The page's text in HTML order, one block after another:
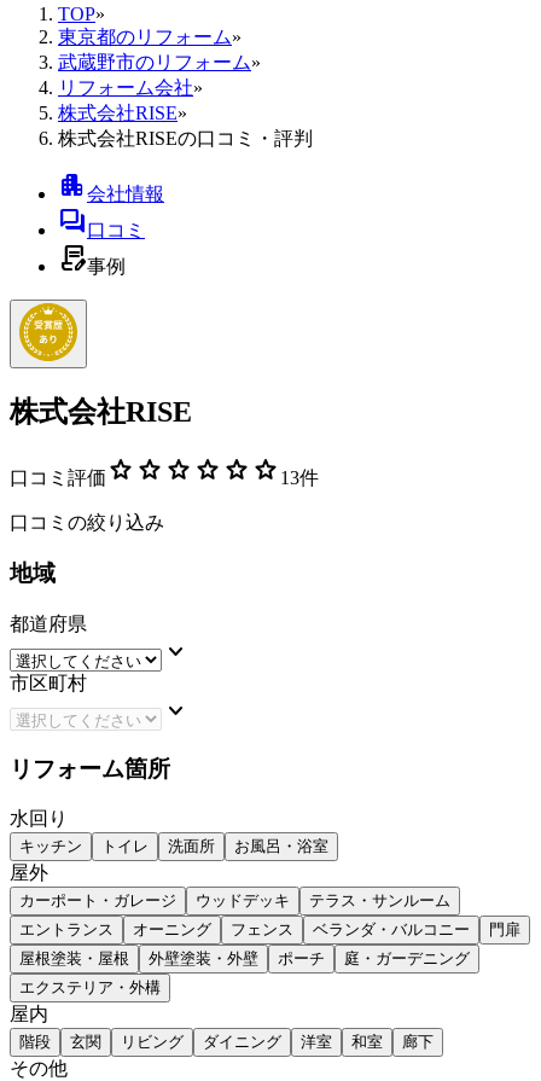
TOP»
東京都のリフォーム»
武蔵野市のリフォーム»
リフォーム会社»
株式会社RISE»
株式会社RISEの口コミ・評判
apartment会社情報
forum口コミ
contract_edit事例
株式会社RISE
口コミ評価 star star star star star star 13件
口コミの絞り込み
地域
都道府県
keyboard_arrow_down
市区町村
keyboard_arrow_down
リフォーム箇所
水回り
キッチン トイレ 洗面所 お風呂・浴室
屋外
カーポート・ガレージ ウッドデッキ
テラス・サンルーム
エントランス
オーニング フェンス ベランダ・バルコニー
門扉
屋根塗装・屋根
外壁塗装・外壁 ポーチ
庭・ガーデニング
エクステリア・外構
屋内
階段 玄関 リビング ダイニング 洋室 和室 廊下
その他